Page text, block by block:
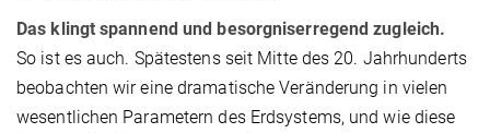
Das klingt spannend und besorgniserregend zugleich.
So ist es auch. Spätestens seit Mitte des 20. Jahrhunderts
beobachten wir eine dramatische Veränderung in vielen
wesentlichen Parametern des Erdsystems, und wie diese